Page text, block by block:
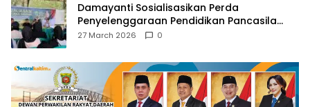
Damayanti Sosialisasikan Perda
Penyelenggaraan Pendidikan Pancasila
dan Wawasan Kebangsaan
27 March 2026 0